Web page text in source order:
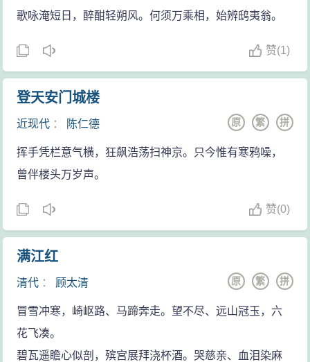
歌咏淹短日，醉酣轻朔风。何须万乘相，始辨鸱夷翁。
赞(1)
登天安门城楼
近现代 ： 陈仁德 拼
繁
原
挥手凭栏意气横，狂飙浩荡扫神京。只今惟有寒鸦噪，
曾伴楼头万岁声。
赞(0)
满江红
清代 ： 顾太清 拼
繁
原
冒雪冲寒，崎岖路、马蹄奔走。望不尽、远山冠玉，六
花飞凑。
碧瓦遥瞻心似剖，殡宫展拜浇杯酒。哭慈亲、血泪染麻